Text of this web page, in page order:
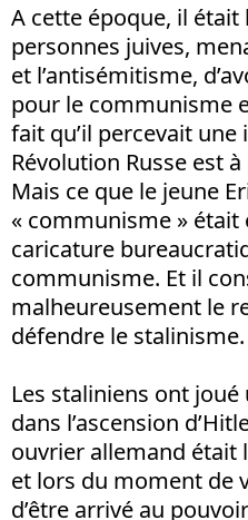
A cette époque, il
personnes juives,
et l’antisémitisme,
pour le communisme
fait qu’il percevait une
Révolution Russe est
Mais ce que le jeune
« communisme » était
caricature
communisme. Et il
malheureusement le
défendre le stalinisme.
Les staliniens ont
dans l’ascension
ouvrier allemand était
et lors du moment de
d’être arrivé au